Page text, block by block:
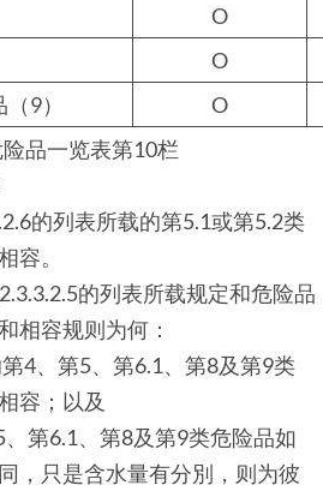
O
O
9）
O
品一览表第10栏
的列表所载的第5.1或第5.2类
容。
的列表所载规定和危险品
相容规则为何：
第4、第5、第6.1、第8及第9类
容；以及
、第6.1、第8及第9类危险品如
，只是含水量有分別，则为彼